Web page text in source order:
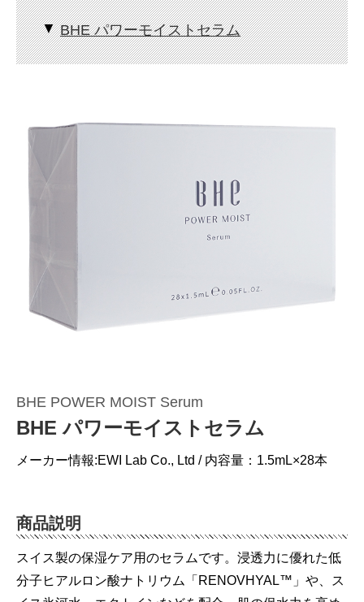
BHE パワーモイストセラム
BHE POWER MOIST Serum
BHE パワーモイストセラム
メーカー情報:EWI Lab Co., Ltd / 内容量：1.5mL×28本
商品説明
スイス製の保湿ケア用のセラムです。浸透力に優れた低
分子ヒアルロン酸ナトリウム「RENOVHYAL™」や、ス